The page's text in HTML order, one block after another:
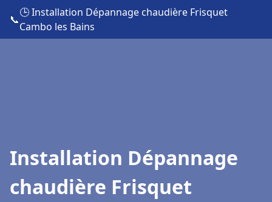
📞
🕒 Installation Dépannage chaudière Frisquet
Cambo les Bains
Installation Dépannage
chaudière Frisquet